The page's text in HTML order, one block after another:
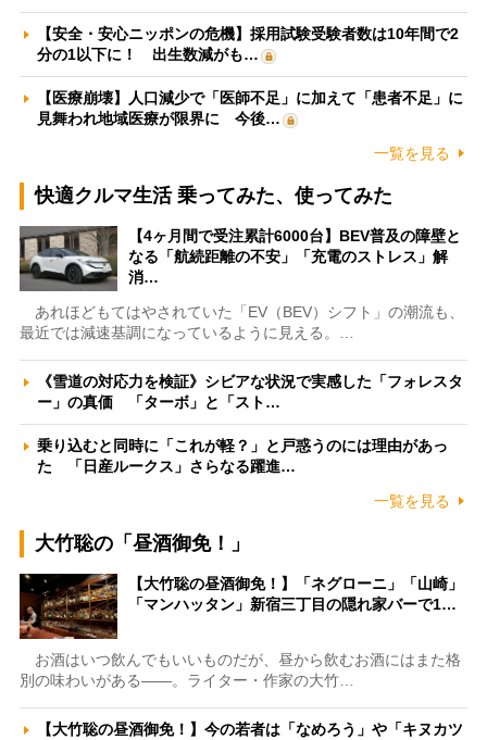
【安全・安心ニッポンの危機】採用試験受験者数は10年間で2
分の1以下に！ 出生数減がも…
【医療崩壊】人口減少で「医師不足」に加えて「患者不足」に
見舞われ地域医療が限界に 今後…
一覧を見る
快適クルマ生活 乗ってみた、使ってみた
【4ヶ月間で受注累計6000台】BEV普及の障壁と
なる「航続距離の不安」「充電のストレス」解
消…
あれほどもてはやされていた「EV（BEV）シフト」の潮流も、
最近では減速基調になっているように見える。…
《雪道の対応力を検証》シビアな状況で実感した「フォレスタ
ー」の真価 「ターボ」と「スト…
乗り込むと同時に「これが軽？」と戸惑うのには理由があっ
た 「日産ルークス」さらなる躍進…
一覧を見る
大竹聡の「昼酒御免！」
【大竹聡の昼酒御免！】「ネグローニ」「山崎」
「マンハッタン」新宿三丁目の隠れ家バーで1…
お酒はいつ飲んでもいいものだが、昼から飲むお酒にはまた格
別の味わいがある――。ライター・作家の大竹…
【大竹聡の昼酒御免！】今の若者は「なめろう」や「キヌカツ